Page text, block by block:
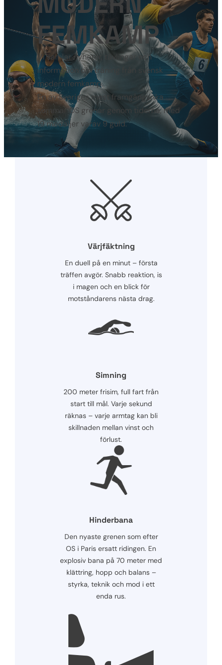
FEMKAMP
Vi samlar nyheter, tävlingar och
information om träning från svensk
modern femkamp.
En av Sveriges mest framgångsrika
sommar OS grenar genom tiderna, med
19 medaljer varav 9 guld.
Värjfäktning
En duell på en minut – första
träffen avgör. Snabb reaktion, is
i magen och en blick för
motståndarens nästa drag.
Simning
200 meter frisim, full fart från
start till mål. Varje sekund
räknas – varje armtag kan bli
skillnaden mellan vinst och
förlust.
Hinderbana
Den nyaste grenen som efter
OS i Paris ersatt ridingen. En
explosiv bana på 70 meter med
klättring, hopp och balans –
styrka, teknik och mod i ett
enda rus.